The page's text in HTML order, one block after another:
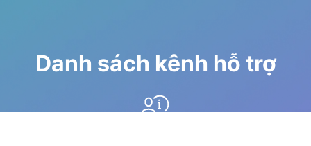
Danh sách kênh hỗ trợ